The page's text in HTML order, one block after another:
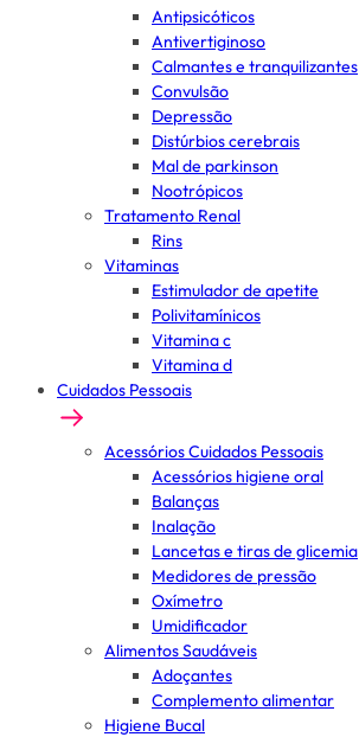
Antipsicóticos
Antivertiginoso
Calmantes e tranquilizantes
Convulsão
Depressão
Distúrbios cerebrais
Mal de parkinson
Nootrópicos
Tratamento Renal
Rins
Vitaminas
Estimulador de apetite
Polivitamínicos
Vitamina c
Vitamina d
Cuidados Pessoais
Acessórios Cuidados Pessoais
Acessórios higiene oral
Balanças
Inalação
Lancetas e tiras de glicemia
Medidores de pressão
Oxímetro
Umidificador
Alimentos Saudáveis
Adoçantes
Complemento alimentar
Higiene Bucal